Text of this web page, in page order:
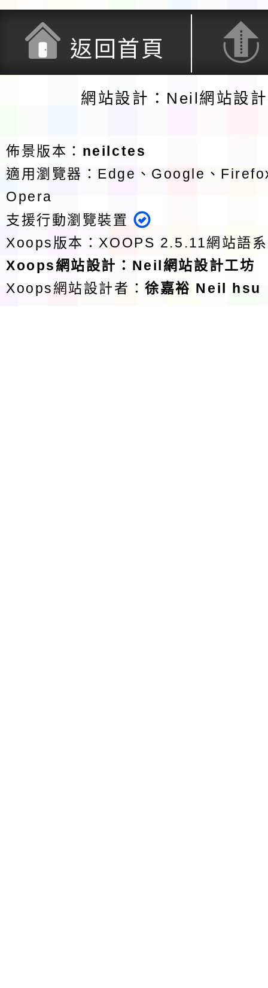
返回首頁
網站設計：Neil網站設
佈景版本： neilctes
適用瀏覽器：Edge、Google、
Opera
支援行動瀏覽裝置
Xoops版本： XOOPS 2.5.11網站語
Xoops網站設計 ： Neil網站設計工坊
Xoops網站設計者：徐嘉裕 Neil hsu